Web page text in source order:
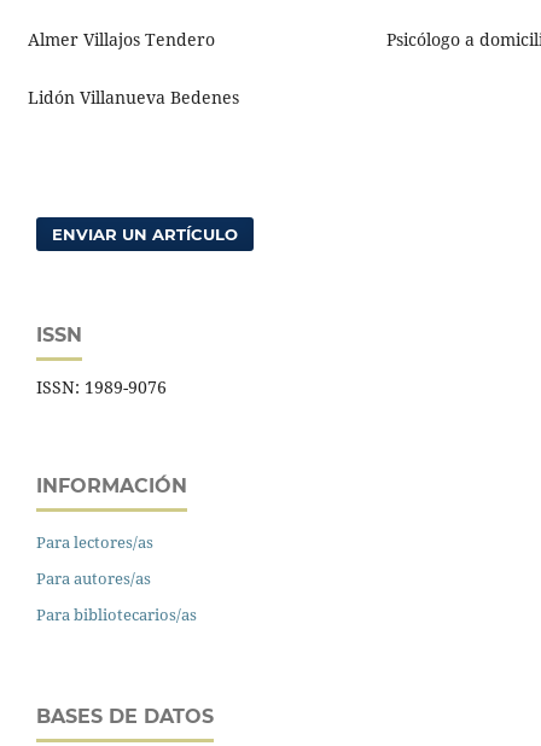
Almer Villajos Tendero Psicólogo a
Lidón Villanueva Bedenes
ENVIAR UN ARTÍCULO
ISSN
ISSN: 1989-9076
INFORMACIÓN
Para lectores/as
Para autores/as
Para bibliotecarios/as
BASES DE DATOS